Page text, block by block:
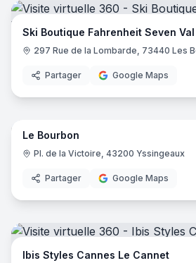
Ski Boutique Fahrenheit Seven
297 Rue de la Lombarde, 73440 Les
Partager Google Maps
Le Bourbon
Pl. de la Victoire, 43200 Yssingeaux
Partager Google Maps
Ibis Styles Cannes Le Cannet